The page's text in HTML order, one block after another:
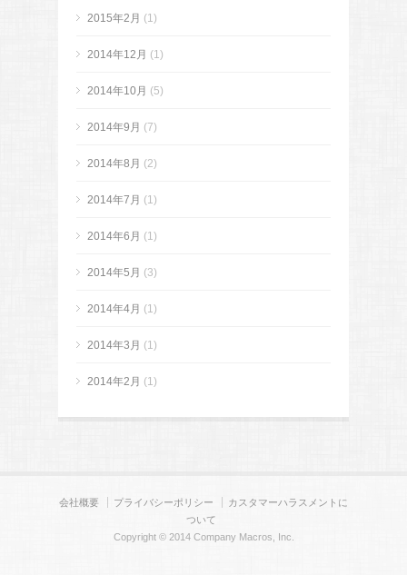
2015年2月 (1)
2014年12月 (1)
2014年10月 (5)
2014年9月 (7)
2014年8月 (2)
2014年7月 (1)
2014年6月 (1)
2014年5月 (3)
2014年4月 (1)
2014年3月 (1)
2014年2月 (1)
会社概要 プライバシーポリシー
カスタマーハラスメントに
ついて
Copyright © 2014 Company Macros, Inc.